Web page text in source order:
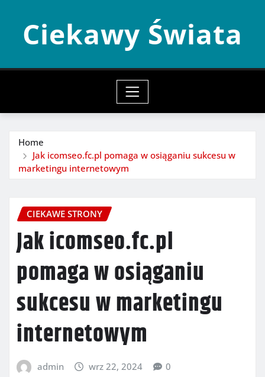
contentCiekawy Świata
Home
Jak icomseo.fc.pl pomaga w osiąganiu sukcesu w
marketingu internetowym
CIEKAWE STRONY
Jak icomseo.fc.pl
pomaga w osiąganiu
sukcesu w marketingu
internetowym
admin wrz 22, 2024 0